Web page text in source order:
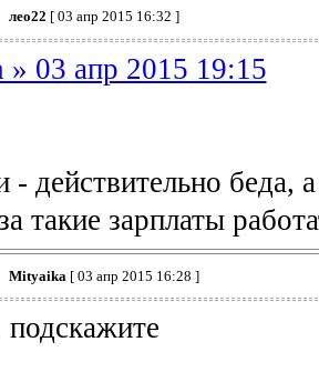
лео22 [ 03 апр 2015 16:32 ]
» 03 апр 2015 19:15
- действительно беда,
такие зарплаты
Mityaika [ 03 апр 2015 16:28 ]
подскажите